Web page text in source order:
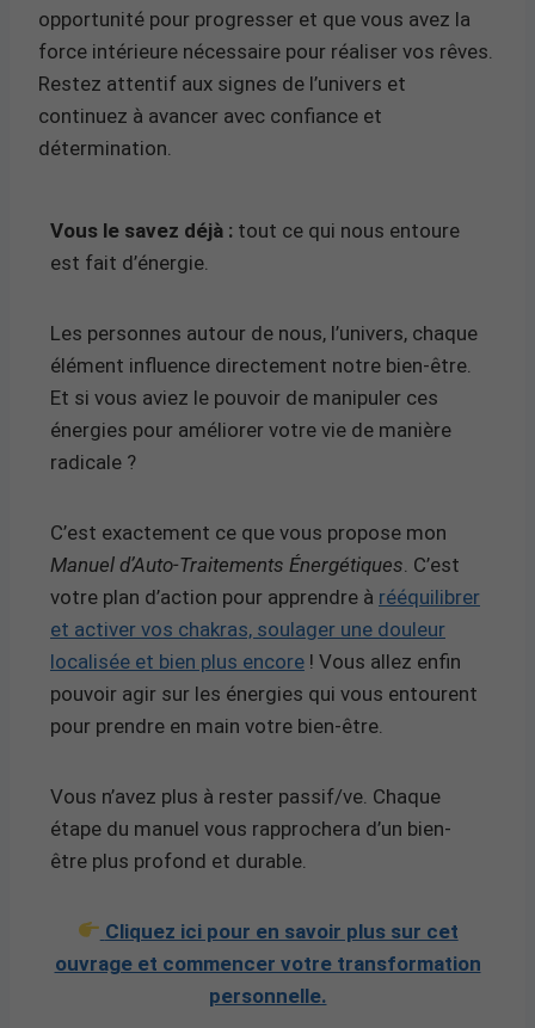
opportunité pour progresser et que vous avez la
force intérieure nécessaire pour réaliser vos rêves.
Restez attentif aux signes de l’univers et
continuez à avancer avec confiance et
détermination.
Vous le savez déjà : tout ce qui nous entoure
est fait d’énergie.
Les personnes autour de nous, l’univers, chaque
élément influence directement notre bien-être.
Et si vous aviez le pouvoir de manipuler ces
énergies pour améliorer votre vie de manière
radicale ?
C’est exactement ce que vous propose mon
Manuel d’Auto-Traitements Énergétiques . C’est
votre plan d’action pour apprendre à rééquilibrer
et activer vos chakras, soulager une douleur
localisée et bien plus encore ! Vous allez enfin
pouvoir agir sur les énergies qui vous entourent
pour prendre en main votre bien-être.
Vous n’avez plus à rester passif/ve. Chaque
étape du manuel vous rapprochera d’un bien-
être plus profond et durable.
Cliquez ici pour en savoir plus sur cet
ouvrage et commencer votre transformation
personnelle.